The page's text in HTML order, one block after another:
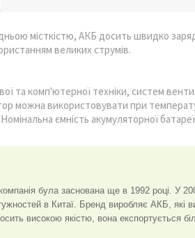
місткістю, АКБ досить швидко
великих струмів.
та комп'ютерної техніки, систем
можна використовувати при
ємність акумуляторної
була заснована ще в 1992 році. У
в Китаї. Бренд виробляє АКБ, які
високою якістю, вона експортується